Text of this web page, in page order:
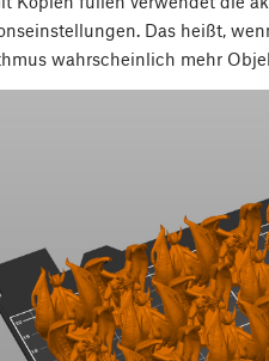
Das heißt,
wahrscheinlich mehr